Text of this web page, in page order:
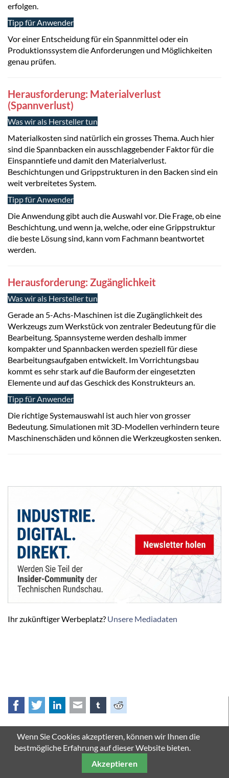
erfolgen.
Tipp für Anwender
Vor einer Entscheidung für ein Spannmittel oder ein
Produktionssystem die Anforderungen und Möglichkeiten
genau prüfen.
Herausforderung: Materialverlust
(Spannverlust)
Was wir als Hersteller tun
Materialkosten sind natürlich ein grosses Thema. Auch hier
sind die Spannbacken ein ausschlaggebender Faktor für die
Einspanntiefe und damit den Materialverlust.
Beschichtungen und Grippstrukturen in den Backen sind ein
weit verbreitetes System.
Tipp für Anwender
Die Anwendung gibt auch die Auswahl vor. Die Frage, ob eine
Beschichtung, und wenn ja, welche, oder eine Grippstruktur
die beste Lösung sind, kann vom Fachmann beantwortet
werden.
Herausforderung: Zugänglichkeit
Was wir als Hersteller tun
Gerade an 5-Achs-Maschinen ist die Zugänglichkeit des
Werkzeugs zum Werkstück von zentraler Bedeutung für die
Bearbeitung. Spannsysteme werden deshalb immer
kompakter und Spannbacken werden speziell für diese
Bearbeitungsaufgaben entwickelt. Im Vorrichtungsbau
kommt es sehr stark auf die Bauform der eingesetzten
Elemente und auf das Geschick des Konstrukteurs an.
Tipp für Anwender
Die richtige Systemauswahl ist auch hier von grosser
Bedeutung. Simulationen mit 3D-Modellen verhindern teure
Maschinenschäden und können die Werkzeugkosten senken.
Ihr zukünftiger Werbeplatz? Unsere Mediadaten
Facebook
TwitterLinkedInE-mail tumblrReddit
Impressum
Autor: Eugen Albisser
Bildquellen: Erowa, Rego-Fix, Roemheld Gruppe
Wenn Sie Cookies akzeptieren, können wir Ihnen die
bestmögliche Erfahrung auf dieser Website bieten.
Akzeptieren